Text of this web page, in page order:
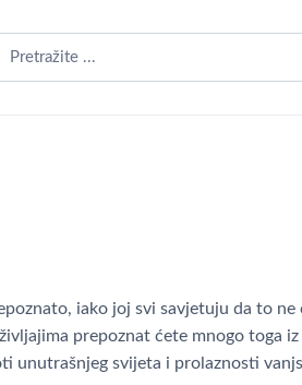
iako joj svi savjetuju da to ne
prepoznat ćete mnogo toga
unutrašnjeg svijeta i prolaznosti